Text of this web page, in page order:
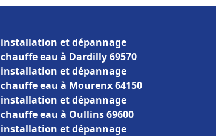
installation et dépannage
chauffe eau à Dardilly 69570
installation et dépannage
chauffe eau à Mourenx 64150
installation et dépannage
chauffe eau à Oullins 69600
installation et dépannage